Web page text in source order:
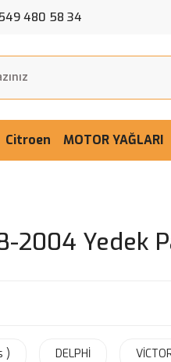
480 58 34
Citroen MOTOR YAĞLARI
2004 Yedek
) DELPHİ